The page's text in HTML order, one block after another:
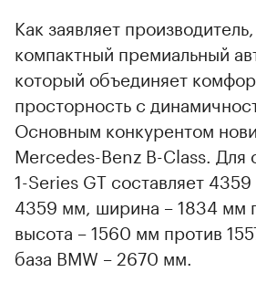
Как заявляет
компактный премиальный
который объединяет
просторность с
Основным конкурентом
Mercedes-Benz B-Class. Для
1-Series GT составляет
4359 мм, ширина – 1834 мм
высота – 1560 мм против
база BMW – 2670 мм.